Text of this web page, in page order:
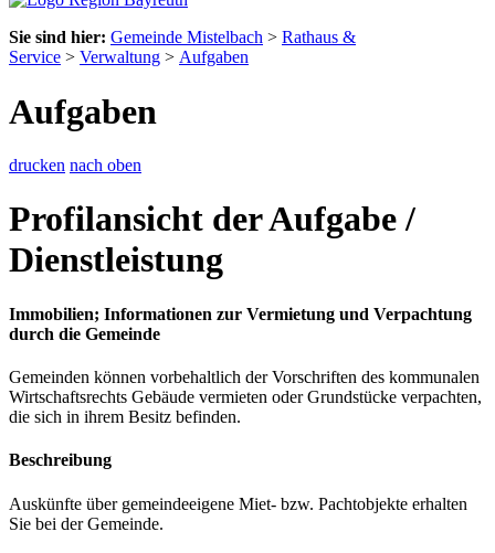
Sie sind hier: Gemeinde Mistelbach > Rathaus &
Service > Verwaltung > Aufgaben
Aufgaben
drucken nach oben
Profilansicht der Aufgabe /
Dienstleistung
Immobilien; Informationen zur Vermietung und Verpachtung
durch die Gemeinde
Gemeinden können vorbehaltlich der Vorschriften des kommunalen
Wirtschaftsrechts Gebäude vermieten oder Grundstücke verpachten,
die sich in ihrem Besitz befinden.
Beschreibung
Auskünfte über gemeindeeigene Miet- bzw. Pachtobjekte erhalten
Sie bei der Gemeinde.